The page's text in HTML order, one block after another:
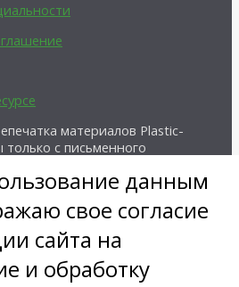
данным
свое согласие
сайта на
и обработку
материалов Plastic-
с письменного